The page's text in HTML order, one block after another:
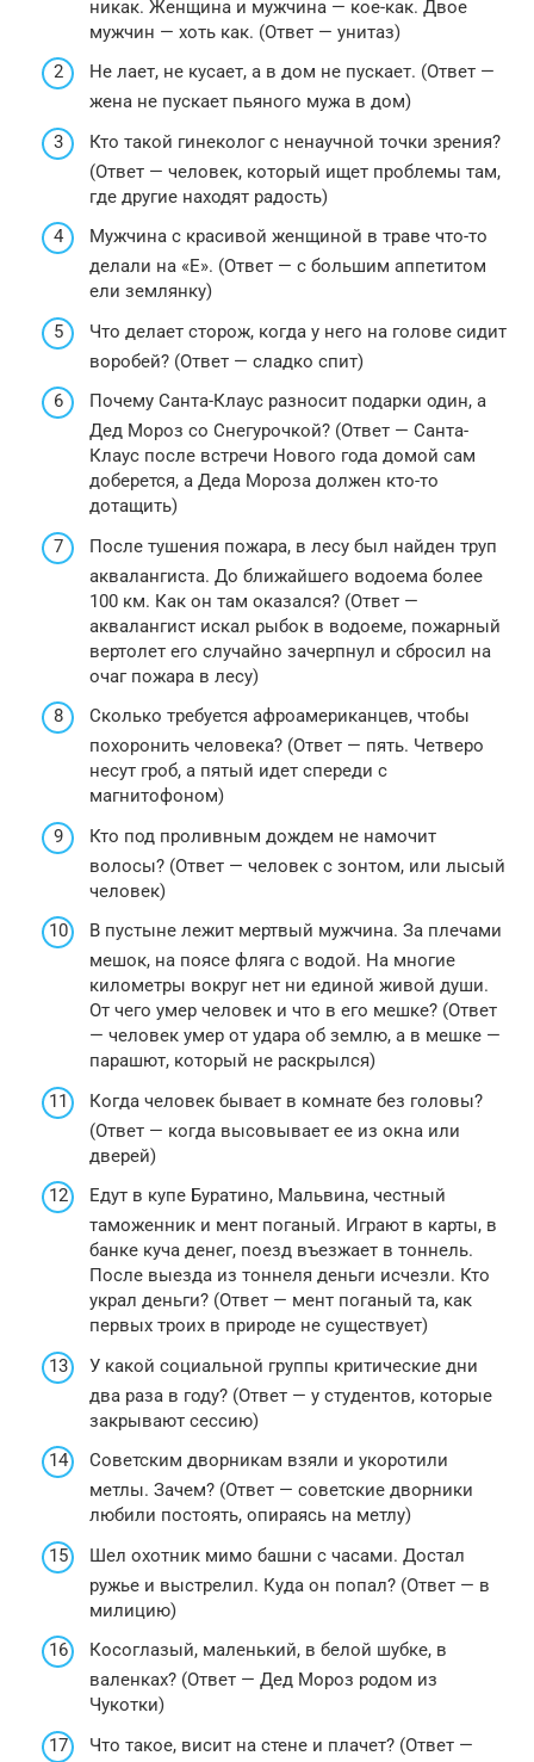
никак. Женщина и мужчина — кое-как. Двое
мужчин — хоть как. (Ответ — унитаз)
Не лает, не кусает, а в дом не пускает. (Ответ —
жена не пускает пьяного мужа в дом)
Кто такой гинеколог с ненаучной точки зрения?
(Ответ — человек, который ищет проблемы там,
где другие находят радость)
Мужчина с красивой женщиной в траве что-то
делали на «Е». (Ответ — с большим аппетитом
ели землянку)
Что делает сторож, когда у него на голове сидит
воробей? (Ответ — сладко спит)
Почему Санта-Клаус разносит подарки один, а
Дед Мороз со Снегурочкой? (Ответ — Санта-
Клаус после встречи Нового года домой сам
доберется, а Деда Мороза должен кто-то
дотащить)
После тушения пожара, в лесу был найден труп
аквалангиста. До ближайшего водоема более
100 км. Как он там оказался? (Ответ —
аквалангист искал рыбок в водоеме, пожарный
вертолет его случайно зачерпнул и сбросил на
очаг пожара в лесу)
Сколько требуется афроамериканцев, чтобы
похоронить человека? (Ответ — пять. Четверо
несут гроб, а пятый идет спереди с
магнитофоном)
Кто под проливным дождем не намочит
волосы? (Ответ — человек с зонтом, или лысый
человек)
В пустыне лежит мертвый мужчина. За плечами
мешок, на поясе фляга с водой. На многие
километры вокруг нет ни единой живой души.
От чего умер человек и что в его мешке? (Ответ
— человек умер от удара об землю, а в мешке —
парашют, который не раскрылся)
Когда человек бывает в комнате без головы?
(Ответ — когда высовывает ее из окна или
дверей)
Едут в купе Буратино, Мальвина, честный
таможенник и мент поганый. Играют в карты, в
банке куча денег, поезд въезжает в тоннель.
После выезда из тоннеля деньги исчезли. Кто
украл деньги? (Ответ — мент поганый та, как
первых троих в природе не существует)
У какой социальной группы критические дни
два раза в году? (Ответ — у студентов, которые
закрывают сессию)
Советским дворникам взяли и укоротили
метлы. Зачем? (Ответ — советские дворники
любили постоять, опираясь на метлу)
Шел охотник мимо башни с часами. Достал
ружье и выстрелил. Куда он попал? (Ответ — в
милицию)
Косоглазый, маленький, в белой шубке, в
валенках? (Ответ — Дед Мороз родом из
Чукотки)
Что такое, висит на стене и плачет? (Ответ —